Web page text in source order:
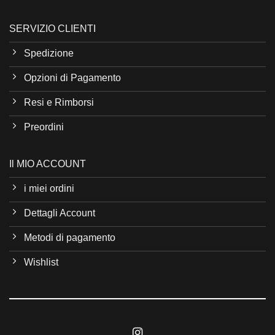
SERVIZIO CLIENTI
Spedizione
Opzioni di Pagamento
Resi e Rimborsi
Preordini
Il MIO ACCOUNT
i miei ordini
Dettagli Account
Metodi di pagamento
Wishlist